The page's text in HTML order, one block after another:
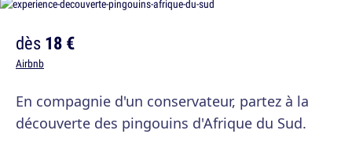
dès18 €
Airbnb
En compagnie d'un conservateur, partez à la
découverte des pingouins d'Afrique du Sud.